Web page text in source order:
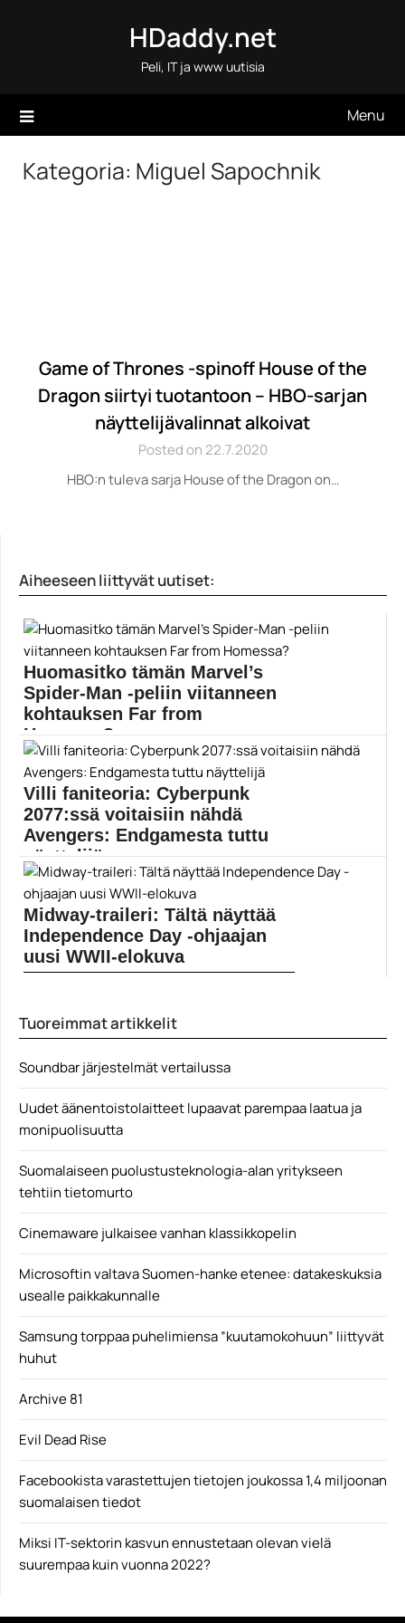
HDaddy.net
Peli, IT ja www uutisia
Menu
Kategoria: Miguel Sapochnik
Game of Thrones -spinoff House of the
Dragon siirtyi tuotantoon – HBO-sarjan
näyttelijävalinnat alkoivat
Posted on 22.7.2020
HBO:n tuleva sarja House of the Dragon on…
Aiheeseen liittyvät uutiset:
Huomasitko tämän Marvel’s
Spider-Man -peliin viitanneen
kohtauksen Far from
Homessa?
TEKSTI SISÄLTÄÄ PIENIÄ SPOILEREITA: Spider-Man:
Far from Homen...
Elokuvat
Villi faniteoria: Cyberpunk
2077:ssä voitaisiin nähdä
Avengers: Endgamesta tuttu
näyttelijä
Villin faniteorian mukaan Cyberpunk 2077:ssä
voitaisiin nähdä muun...
Cyberpunk 2077
Midway-traileri: Tältä näyttää
Independence Day -ohjaajan
uusi WWII-elokuva
Ed Skrein
Tuoreimmat artikkelit
Soundbar järjestelmät vertailussa
Uudet äänentoistolaitteet lupaavat parempaa laatua ja
monipuolisuutta
Suomalaiseen puolustusteknologia-alan yritykseen
tehtiin tietomurto
Cinemaware julkaisee vanhan klassikkopelin
Microsoftin valtava Suomen-hanke etenee: datakeskuksia
usealle paikkakunnalle
Samsung torppaa puhelimiensa ”kuutamokohuun” liittyvät
huhut
Archive 81
Evil Dead Rise
Facebookista varastettujen tietojen joukossa 1,4 miljoonan
suomalaisen tiedot
Miksi IT-sektorin kasvun ennustetaan olevan vielä
suurempaa kuin vuonna 2022?